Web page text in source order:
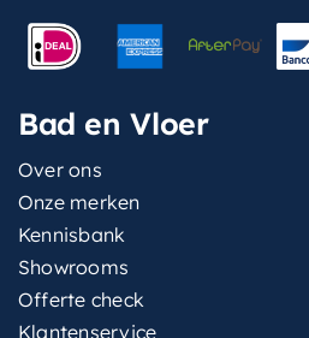
Bad en Vloer
Over ons
Onze merken
Kennisbank
Showrooms
Offerte check
Klantenservice